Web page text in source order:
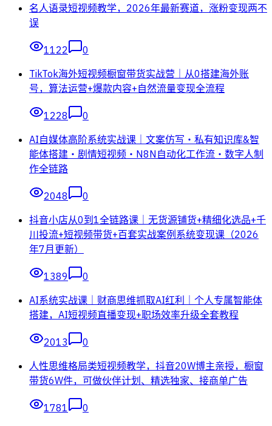
名人语录短视频教学，2026年最新赛道，涨粉变现两不
误
1122
0
TikTok海外短视频橱窗带货实战营｜从0搭建海外账
号，算法运营+爆款内容+自然流量变现全流程
1228
0
AI自媒体高阶系统实战课｜文案仿写・私有知识库&智
能体搭建・剧情短视频・N8N自动化工作流・数字人制
作全链路
2048
0
抖音小店从0到1全链路课｜无货源铺货+精细化选品+千
川投流+短视频带货+百套实战案例系统变现课（2026
年7月更新）
1389
0
AI系统实战课｜财商思维抓取AI红利｜个人专属智能体
搭建，AI短视频直播变现+职场效率升级全套教程
2013
0
人性思维格局类短视频教学，抖音20W博主亲授，橱窗
带货6W件，可做伙伴计划、精选独家、接商单广告
1781 0